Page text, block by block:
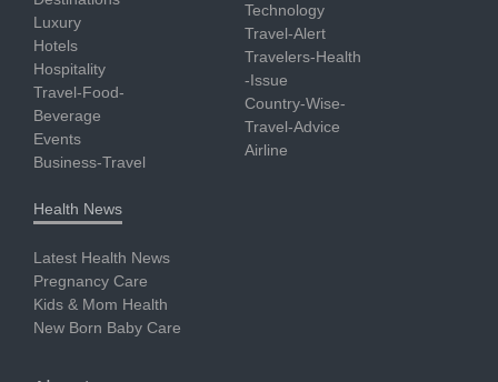
Luxury
Hotels
Hospitality
Travel-Food-
Beverage
Events
Business-Travel
Technology
Travel-Alert
Travelers-Health
-Issue
Country-Wise-
Travel-Advice
Airline
Health News
Latest Health News
Pregnancy Care
Kids & Mom Health
New Born Baby Care